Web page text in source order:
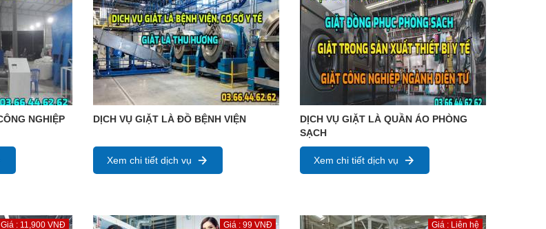
NGHIỆP DỊCH VỤ GIẶT LÀ ĐỒ BỆNH VIỆN
Xem chi tiết dịch vụ
DỊCH VỤ GIẶT LÀ QUẦN ÁO PHÒNG
SẠCH
Xem chi tiết dịch vụ
Giá : 11,900 VNĐ Giá : 99 VNĐ Giá : Liên hệ